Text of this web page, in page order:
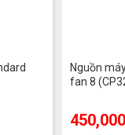
Nguồn
fan 8